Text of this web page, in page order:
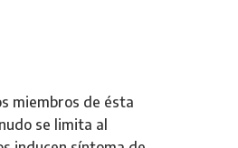
miembros de ésta
se limita al